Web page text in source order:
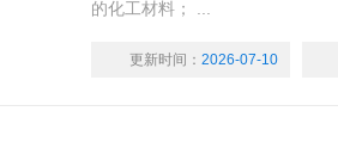
的化工材料； ...
更新时间： 2026-07-10